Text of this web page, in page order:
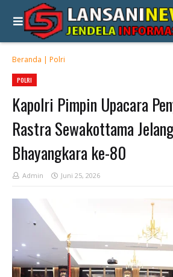
Beranda | Polri
POLRI
Kapolri Pimpin Upacara
Rastra Sewakottama
Bhayangkara ke-80
Admin Juni 25, 2026